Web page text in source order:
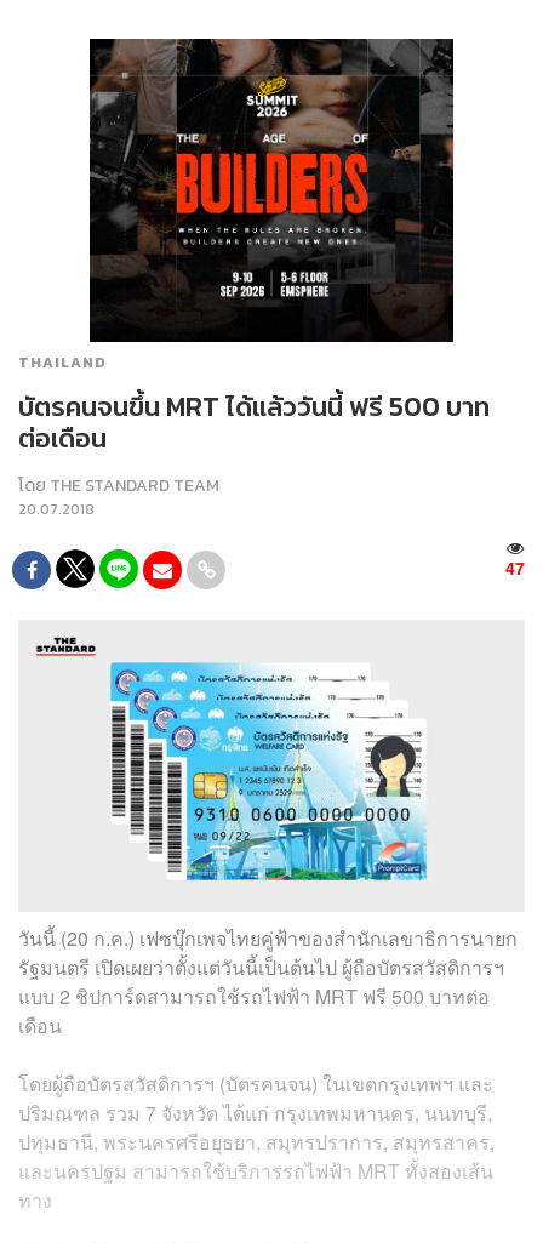
THAILAND
บัตรคนจนขึ้น MRT ได้แล้ววันนี้ ฟรี 500 บาท
ต่อเดือน
โดย THE STANDARD TEAM
20.07.2018
47
วันนี้ (20 ก.ค.) เฟซบุ๊กเพจไทยคู่ฟ้าของสำนักเลขาธิการนายก
รัฐมนตรี เปิดเผยว่าตั้งแต่วันนี้เป็นต้นไป ผู้ถือบัตรสวัสดิการฯ
แบบ 2 ชิปการ์ดสามารถใช้รถไฟฟ้า MRT ฟรี 500 บาทต่อ
เดือน
โดยผู้ถือบัตรสวัสดิการฯ (บัตรคนจน) ในเขตกรุงเทพฯ และ
ปริมณฑล รวม 7 จังหวัด ได้แก่ กรุงเทพมหานคร, นนทบุรี,
ปทุมธานี, พระนครศรีอยุธยา, สมุทรปราการ, สมุทรสาคร,
และนครปฐม สามารถใช้บริการรถไฟฟ้า MRT ทั้งสองเส้น
ทาง